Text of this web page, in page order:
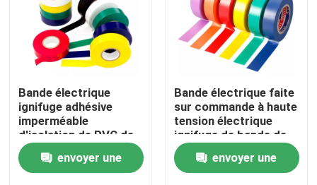
Ruban adhésif de PVC
Ruban adhésif de fibre de verre
Petit pain de film de bout droit
Bande électrique
ignifuge adhésive
imperméable
d'isolation de PVC de
bande d'isolation
d'approbation
d'UL/VDE/RoHS
envoyer une
Bande électrique faite
sur commande à haute
tension électrique
ignifuge de bande de
PVC de la bande 600V
d'isolation de fil
envoyer une